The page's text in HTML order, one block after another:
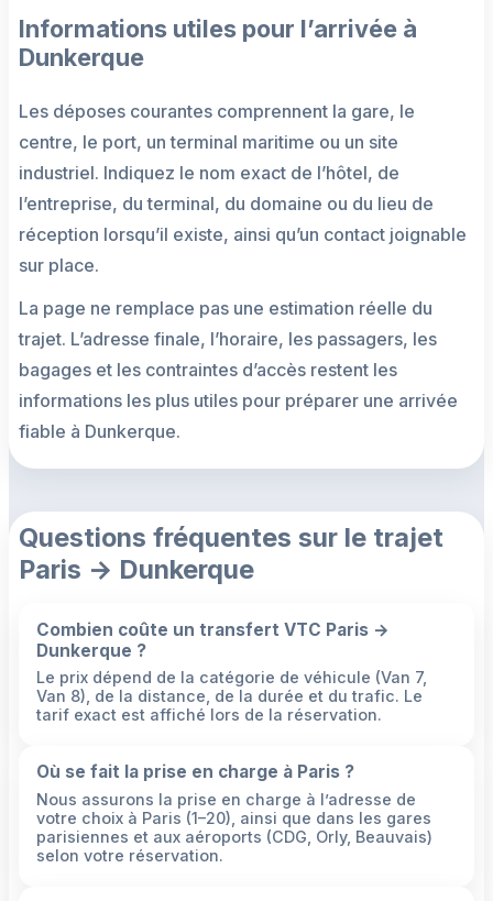
Informations utiles pour l’arrivée à
Dunkerque
Les déposes courantes comprennent la gare, le
centre, le port, un terminal maritime ou un site
industriel. Indiquez le nom exact de l’hôtel, de
l’entreprise, du terminal, du domaine ou du lieu de
réception lorsqu’il existe, ainsi qu’un contact joignable
sur place.
La page ne remplace pas une estimation réelle du
trajet. L’adresse finale, l’horaire, les passagers, les
bagages et les contraintes d’accès restent les
informations les plus utiles pour préparer une arrivée
fiable à Dunkerque.
Questions fréquentes sur le trajet
Paris → Dunkerque
Combien coûte un transfert VTC Paris →
Dunkerque ?
Le prix dépend de la catégorie de véhicule (Van 7,
Van 8), de la distance, de la durée et du trafic. Le
tarif exact est affiché lors de la réservation.
Où se fait la prise en charge à Paris ?
Nous assurons la prise en charge à l’adresse de
votre choix à Paris (1–20), ainsi que dans les gares
parisiennes et aux aéroports (CDG, Orly, Beauvais)
selon votre réservation.